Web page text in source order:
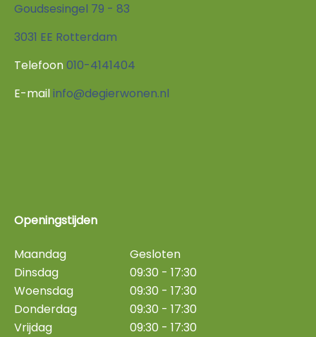
Goudsesingel 79 - 83
3031 EE Rotterdam
Telefoon 010-4141404
E-mailinfo@degierwonen.nl
Openingstijden
Maandag
Gesloten
Dinsdag
09:30 - 17:30
Woensdag
09:30 - 17:30
Donderdag
09:30 - 17:30
Vrijdag
09:30 - 17:30